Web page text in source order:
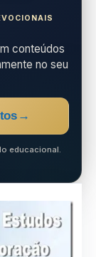
conteúdos
no seu
→
educacional.